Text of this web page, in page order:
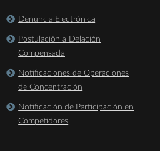
Denuncia Electrónica
Postulación a Delación
Compensada
Notificaciones de Operaciones
de Concentración
Notificación de Participación en
Competidores